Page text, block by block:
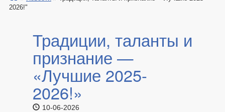
2026!"
Традиции, таланты и
признание —
«Лучшие 2025-
2026!»
10-06-2026